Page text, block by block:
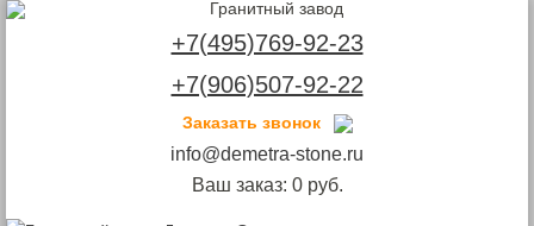
+7(495)769-92-23
+7(906)507-92-22
Заказать звонок
info@demetra-stone.ru
Ваш заказ: 0 руб.